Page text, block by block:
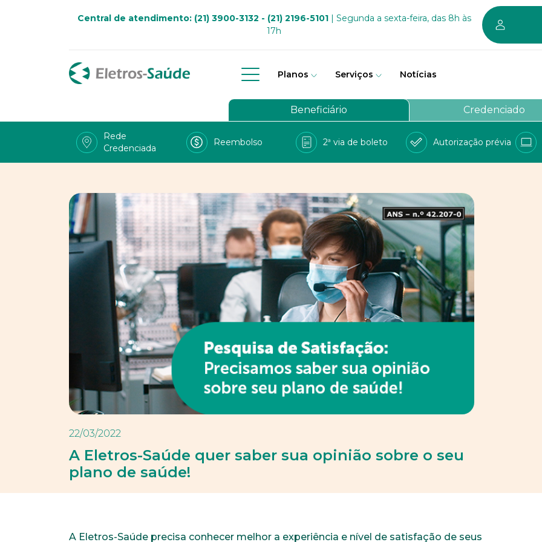
Central de atendimento: (21) 3900-3132 - (21) 2196-5101| Segunda a sexta-feira, das 8h às
17h
Planos Serviços Notícias
Quem somos
Governança
Viva Bem
Trabalhe conosco
LGPD
Uso sustentável dos planos
Beneficiário Credenciado
Rede
Credenciada
Reembolso 2ª via de boleto Autorização prévia
22/03/2022
A Eletros-Saúde quer saber sua opinião sobre o seu
plano de saúde!
A Eletros-Saúde precisa conhecer melhor a experiência e nível de satisfação de seus